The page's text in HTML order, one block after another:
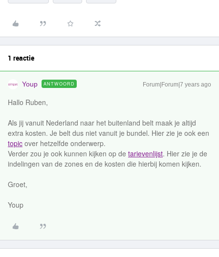
1 reactie
Youp ANTWOORD Forum|Forum|7 years ago
Hallo Ruben,
Als jij vanuit Nederland naar het buitenland belt maak je altijd
extra kosten. Je belt dus niet vanuit je bundel. Hier zie je ook een
topic over hetzelfde onderwerp.
Verder zou je ook kunnen kijken op de tarievenlijst. Hier zie je de
indelingen van de zones en de kosten die hierbij komen kijken.
Groet,
Youp